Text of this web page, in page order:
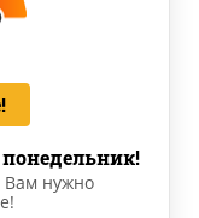
Вам нужно